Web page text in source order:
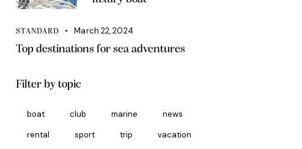
STANDARD March 22, 2024
Top destinations for sea adventures
Filter by topic
boat club marine
news
rental
sport trip
vacation